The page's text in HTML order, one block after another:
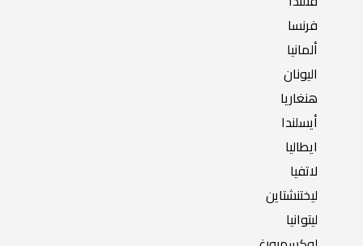
فرنسا
ألمانيا
اليونان
هنغاريا
أيسلندا
ايطاليا
لاتفيا
ليختنشتاين
ليتوانيا